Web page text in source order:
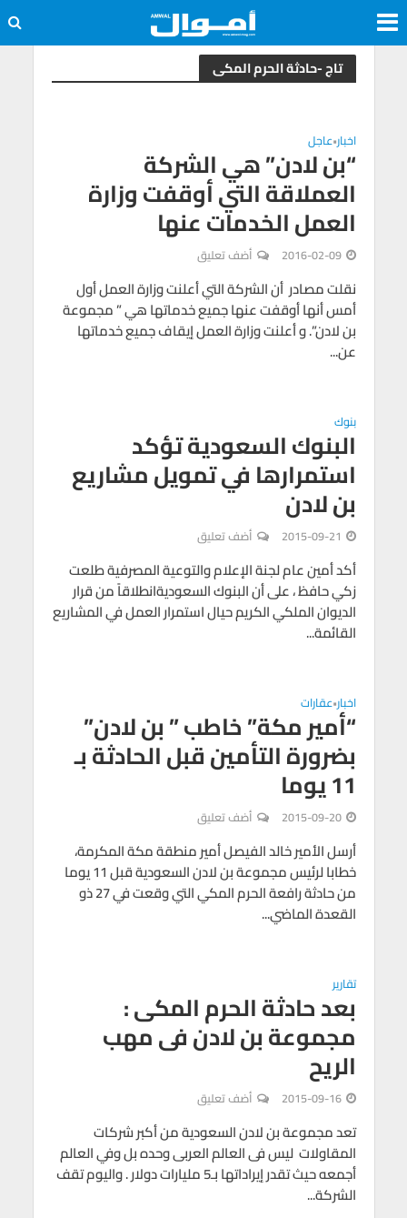
تاج -حادثة الحرم المكى
اخبار•عاجل
“بن لادن” هي الشركة
العملاقة التي أوقفت وزارة
العمل الخدمات عنها
2016-02-09 أضف تعليق
نقلت مصادر أن الشركة التي أعلنت وزارة العمل أول
أمس أنها أوقفت عنها جميع خدماتها هي ” مجموعة
بن لادن”. و أعلنت وزارة العمل إيقاف جميع خدماتها
عن...
بنوك
البنوك السعودية تؤكد
استمرارها في تمويل مشاريع
بن لادن
2015-09-21 أضف تعليق
أكد أمين عام لجنة الإعلام والتوعية المصرفية طلعت
زكي حافظ ، على أن البنوك السعوديةانطلاقاً من قرار
الديوان الملكي الكريم حيال استمرار العمل في المشاريع
القائمة...
اخبار•عقارات
“أمير مكة” خاطب ” بن لادن”
بضرورة التأمين قبل الحادثة بـ
11 يوما
2015-09-20 أضف تعليق
أرسل الأمير خالد الفيصل أمير منطقة مكة المكرمة،
خطابا لرئيس مجموعة بن لادن السعودية قبل 11 يوما
من حادثة رافعة الحرم المكي التي وقعت في 27 ذو
القعدة الماضي...
تقارير
بعد حادثة الحرم المكى :
مجموعة بن لادن فى مهب
الريح
2015-09-16 أضف تعليق
تعد مجموعة بن لادن السعودية من أكبر شركات
المقاولات ليس فى العالم العربى وحده بل وفي العالم
أجمعه حيث تقدر إيراداتها بـ5 مليارات دولار . واليوم تقف
الشركة...